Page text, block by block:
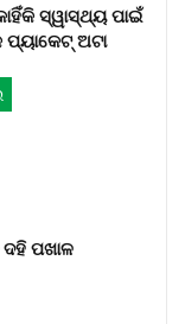
ସ୍ୱାସ୍ଥ୍ୟ ପାଇଁ
ପ୍ୟାକେଟ୍ ଅଟା
ଦହି ପଖାଳ